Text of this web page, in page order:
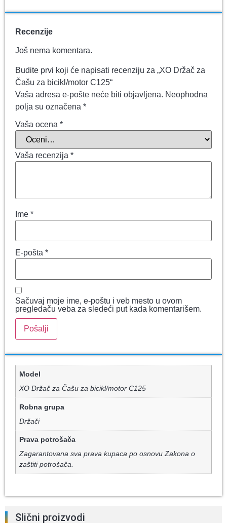
Recenzije
Još nema komentara.
Budite prvi koji će napisati recenziju za „XO Držač za
Čašu za bicikl/motor C125“
Vaša adresa e-pošte neće biti objavljena. Neophodna
polja su označena *
Vaša ocena *
Vaša recenzija *
Ime *
E-pošta *
Sačuvaj moje ime, e-poštu i veb mesto u ovom
pregledaču veba za sledeći put kada komentarišem.
Model
XO Držač za Čašu za bicikl/motor C125
Robna grupa
Držači
Prava potrošača
Zagarantovana sva prava kupaca po osnovu Zakona o
zaštiti potrošača.
Slični proizvodi